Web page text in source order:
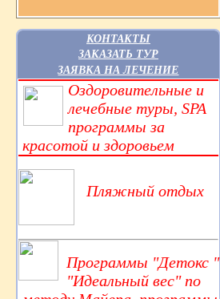
КОНТАКТЫ
ЗАКАЗАТЬ ТУР
ЗАЯВКА НА ЛЕЧЕНИЕ
Оздоровительные и
лечебные туры, SPA
программы за
красотой и здоровьем
Пляжный отдых
Программы "Детокс "
"Идеальный вес" по